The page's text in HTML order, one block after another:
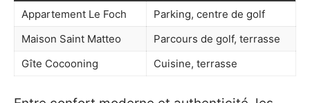
Appartement Le Foch
Parking, centre de golf
Maison Saint Matteo
Parcours de golf, terrasse
Gîte Cocooning
Cuisine, terrasse